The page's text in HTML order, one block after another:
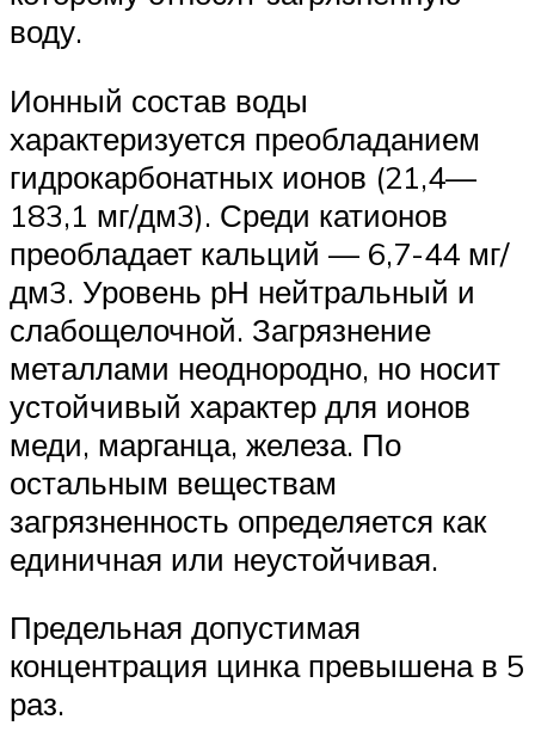
воду.
Ионный состав воды
характеризуется преобладанием
гидрокарбонатных ионов (21,4—
183,1 мг/дм3). Среди катионов
преобладает кальций — 6,7-44 мг/
дм3. Уровень рН нейтральный и
слабощелочной. Загрязнение
металлами неоднородно, но носит
устойчивый характер для ионов
меди, марганца, железа. По
остальным веществам
загрязненность определяется как
единичная или неустойчивая.
Предельная допустимая
концентрация цинка превышена в 5
раз.